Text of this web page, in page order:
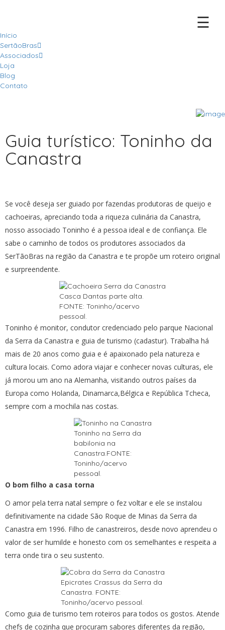
Início
SertãoBras
Associados
Loja
Blog
Contato
☰
Guia turístico: Toninho da
Canastra
Se você deseja ser guiado por fazendas produtoras de queijo e
cachoeiras, apreciando toda a riqueza culinária da Canastra,
nosso associado Toninho é a pessoa ideal e de confiança. Ele
sabe o caminho de todos os produtores associados da
SerTãoBras na região da Canastra e te propõe um roteiro original
e surpreendente.
Casca Dantas parte alta.
FONTE: Toninho/acervo
pessoal.
Toninho é monitor, condutor credenciado pelo parque Nacional
da Serra da Canastra e guia de turismo (cadastur). Trabalha há
mais de 20 anos como guia e é apaixonado pela natureza e
cultura locais. Como adora viajar e conhecer novas culturas, ele
já morou um ano na Alemanha, visitando outros países da
Europa como Holanda, Dinamarca,Bélgica e República Tcheca,
sempre com a mochila nas costas.
Toninho na Serra da
babilonia na
Canastra.FONTE:
Toninho/acervo
pessoal.
O bom filho a casa torna
O amor pela terra natal sempre o fez voltar e ele se instalou
definitivamente na cidade São Roque de Minas da Serra da
Canastra em 1996. Filho de canastreiros, desde novo aprendeu o
valor de ser humilde e honesto com os semelhantes e respeita a
terra onde tira o seu sustento.
Epicrates Crassus da Serra da
Canastra. FONTE:
Toninho/acervo pessoal.
Como guia de turismo tem roteiros para todos os gostos. Atende
chefs de cozinha que procuram sabores diferentes da região,